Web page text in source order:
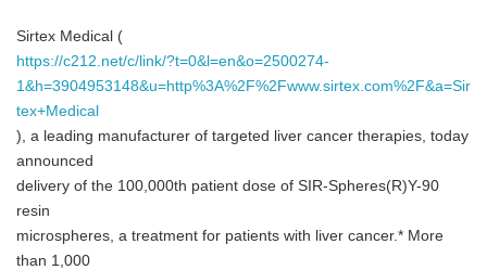
Sirtex Medical (
https://c212.net/c/link/?t=0&l=en&o=2500274-
1&h=3904953148&u=http%3A%2F%2Fwww.sirtex.com%2F&a=Sir
tex+Medical
), a leading manufacturer of targeted liver cancer therapies, today
announced
delivery of the 100,000th patient dose of SIR-Spheres(R)Y-90
resin
microspheres, a treatment for patients with liver cancer.* More
than 1,000